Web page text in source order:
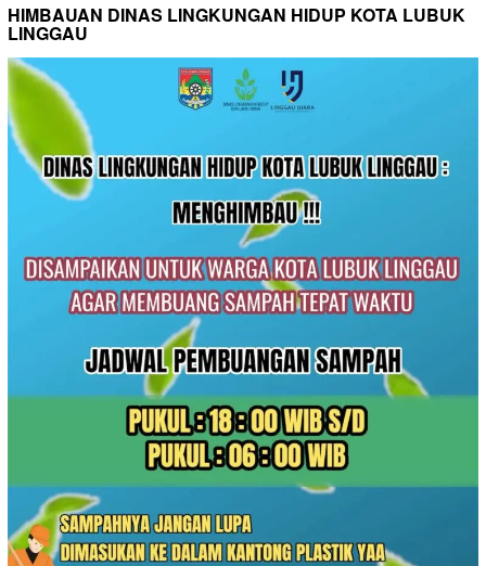
HIMBAUAN DINAS LINGKUNGAN HIDUP KOTA LUBUK
LINGGAU